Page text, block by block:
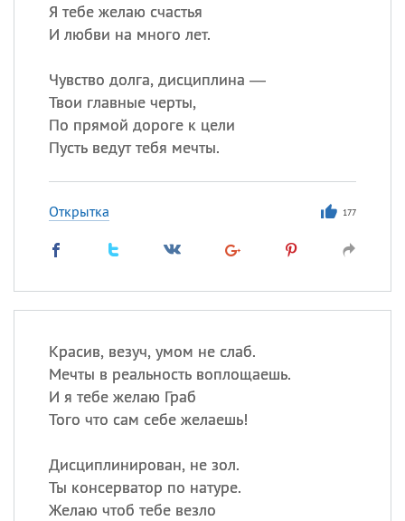
Я тебе желаю счастья
И любви на много лет.
Чувство долга, дисциплина —
Твои главные черты,
По прямой дороге к цели
Пусть ведут тебя мечты.
Открытка 177
Красив, везуч, умом не слаб.
Мечты в реальность воплощаешь.
И я тебе желаю Граб
Того что сам себе желаешь!
Дисциплинирован, не зол.
Ты консерватор по натуре.
Желаю чтоб тебе везло